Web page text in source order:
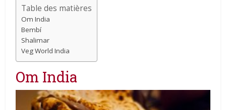
Table des matières
Om India
Bembí
Shalimar
Veg World India
Om India